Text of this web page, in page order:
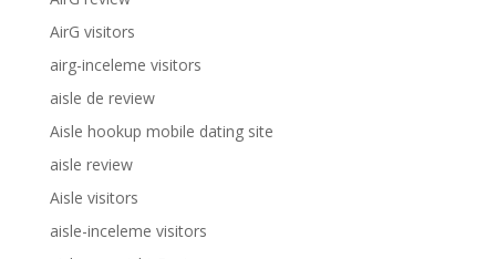
AirG visitors
airg-inceleme visitors
aisle de review
Aisle hookup mobile dating site
aisle review
Aisle visitors
aisle-inceleme visitors